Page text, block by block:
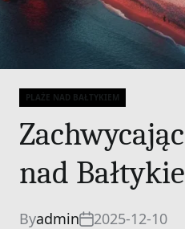
Categories
PLAŻE NAD BAŁTYKIEM
nad
Byadmin 2025-12-10